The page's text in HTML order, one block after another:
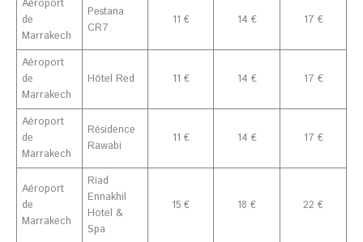
Aéroport
de
Marrakech
Pestana
CR7
11 € 14 € 17 €
Aéroport
de
Marrakech
Hôtel Red 11 € 14 € 17 €
Aéroport
de
Marrakech
Résidence
Rawabi
11 € 14 € 17 €
Aéroport
de
Marrakech
Riad
Ennakhil
Hotel &
Spa
15 € 18 € 22 €